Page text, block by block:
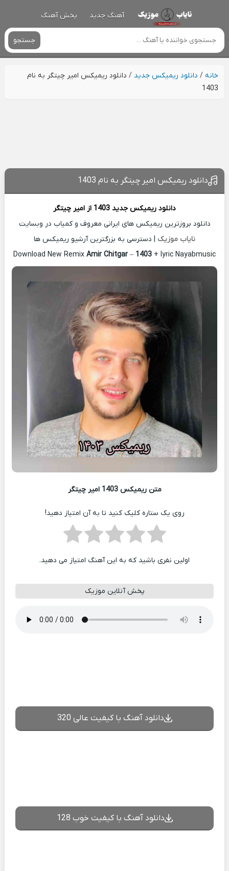
آهنگ جدید پخش آهنگ
جستجو
خانه/ دانلود ریمیکس جدید / دانلود ریمیکس امیر چیتگر به نام
1403
دانلود ریمیکس امیر چیتگر به نام 1403
دانلود ریمیکس جدید
امیر چیتگر
دانلود بروزترین ریمیکس های ایرانی معروف و کمیاب در وبسایت
نایاب موزیک | دسترسی به بزرگترین آرشیو ریمیکس ها
Download New Remix Amir Chitgar – 1403 + lyric Nayabmusic
متن ریمیکس 1403 امیر چیتگر
روی یک ستاره کلیک کنید تا به آن امتیاز دهید!
اولین نفری باشید که به این آهنگ امتیاز می دهید.
پخش آنلاین موزیک
دانلود آهنگ با کیفیت عالی 320
دانلود آهنگ با کیفیت خوب 128